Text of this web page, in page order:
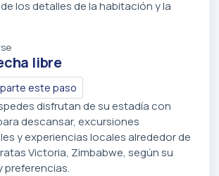
los detalles de la habitación y la
libre
este paso
disfrutan de su estadía con
descansar, excursiones
y experiencias locales alrededor de
Victoria, Zimbabwe, según su
preferencias.